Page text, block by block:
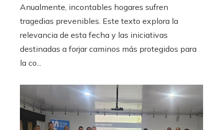
Anualmente, incontables hogares sufren
tragedias prevenibles. Este texto explora la
relevancia de esta fecha y las iniciativas
destinadas a forjar caminos más protegidos para
la co...